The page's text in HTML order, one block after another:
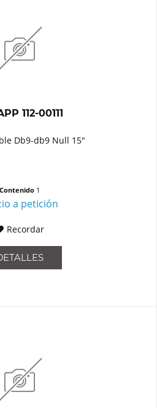
112-00111
Db9-db9 Null 15"
Contenido 1
a petición
Recordar